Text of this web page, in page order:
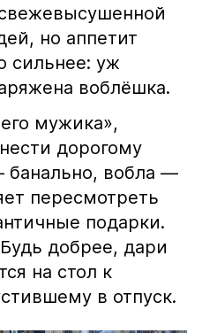
но аппетит
сильнее: уж
воблёшка.
мужика»,
дорогому
банально, вобла —
пересмотреть
подарки.
добрее, дари
на стол к
в отпуск.